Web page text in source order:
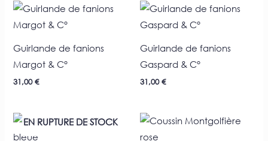
Guirlande de fanions
Margot & C°
31,00€
Guirlande de fanions
Gaspard & C°
31,00€
EN RUPTURE DE STOCK